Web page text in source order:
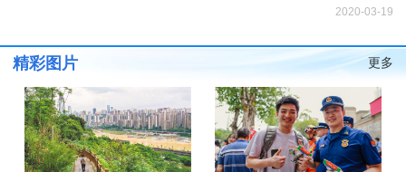
2020-03-19
精彩图片 更多